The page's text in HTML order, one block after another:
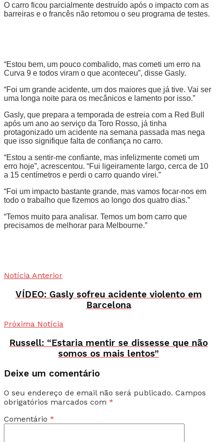
O carro ficou parcialmente destruído após o impacto com as
barreiras e o francês não retomou o seu programa de testes.
“Estou bem, um pouco combalido, mas cometi um erro na
Curva 9 e todos viram o que aconteceu”, disse Gasly.
“Foi um grande acidente, um dos maiores que já tive. Vai ser
uma longa noite para os mecânicos e lamento por isso.”
Gasly, que prepara a temporada de estreia com a Red Bull
após um ano ao serviço da Toro Rosso, já tinha
protagonizado um acidente na semana passada mas nega
que isso signifique falta de confiança no carro.
“Estou a sentir-me confiante, mas infelizmente cometi um
erro hoje”, acrescentou. “Fui ligeiramente largo, cerca de 10
a 15 centímetros e perdi o carro quando virei.”
“Foi um impacto bastante grande, mas vamos focar-nos em
todo o trabalho que fizemos ao longo dos quatro dias.”
“Temos muito para analisar. Temos um bom carro que
precisamos de melhorar para Melbourne.”
Notícia Anterior
VÍDEO: Gasly sofreu acidente violento em
Barcelona
Próxima Notícia
Russell: “Estaria mentir se dissesse que não
somos os mais lentos”
Deixe um comentário
O seu endereço de email não será publicado. Campos
obrigatórios marcados com *
Comentário *